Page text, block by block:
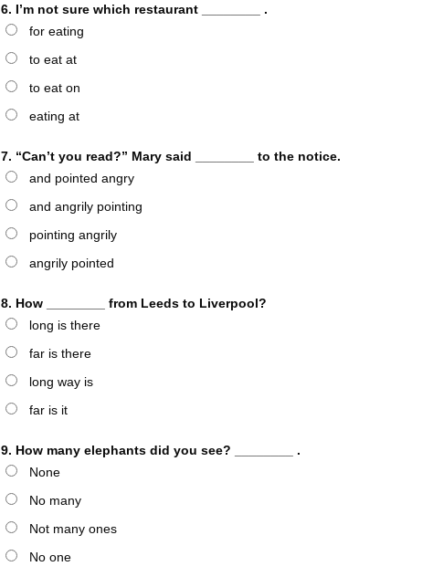
6. I’m not sure which restaurant ________ .
for eating
to eat at
to eat on
eating at
7. “Can’t you read?” Mary said ________ to the notice.
and pointed angry
and angrily pointing
pointing angrily
angrily pointed
8. How ________ from Leeds to Liverpool?
long is there
far is there
long way is
far is it
9. How many elephants did you see? ________ .
None
No many
Not many ones
No one